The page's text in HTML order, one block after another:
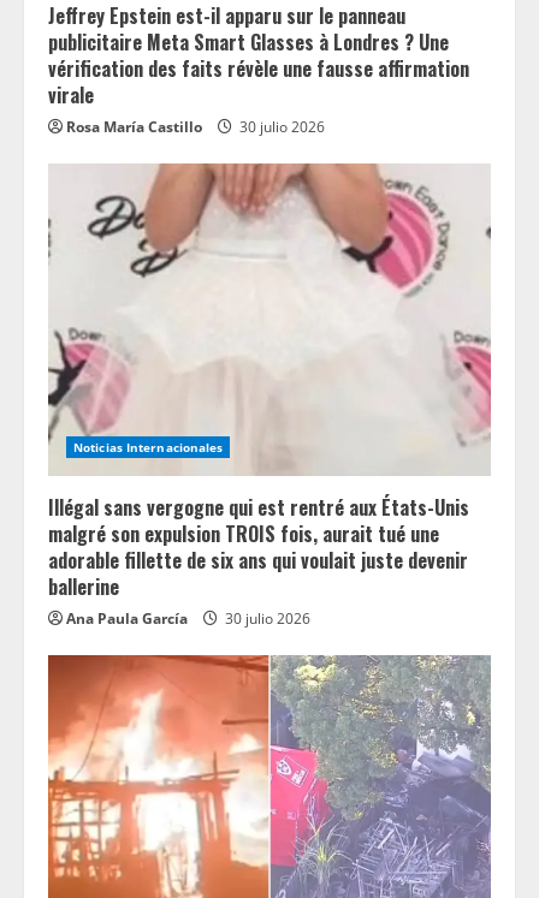
Jeffrey Epstein est-il apparu sur le panneau
publicitaire Meta Smart Glasses à Londres ? Une
vérification des faits révèle une fausse affirmation
virale
Rosa María Castillo 30 julio 2026
Noticias Internacionales
Illégal sans vergogne qui est rentré aux États-Unis
malgré son expulsion TROIS fois, aurait tué une
adorable fillette de six ans qui voulait juste devenir
ballerine
Ana Paula García 30 julio 2026